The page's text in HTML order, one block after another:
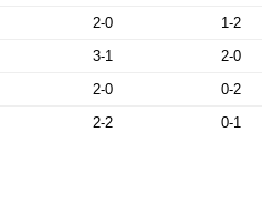
2-0
1-2
3-1
2-0
2-0
0-2
2-2 0-1